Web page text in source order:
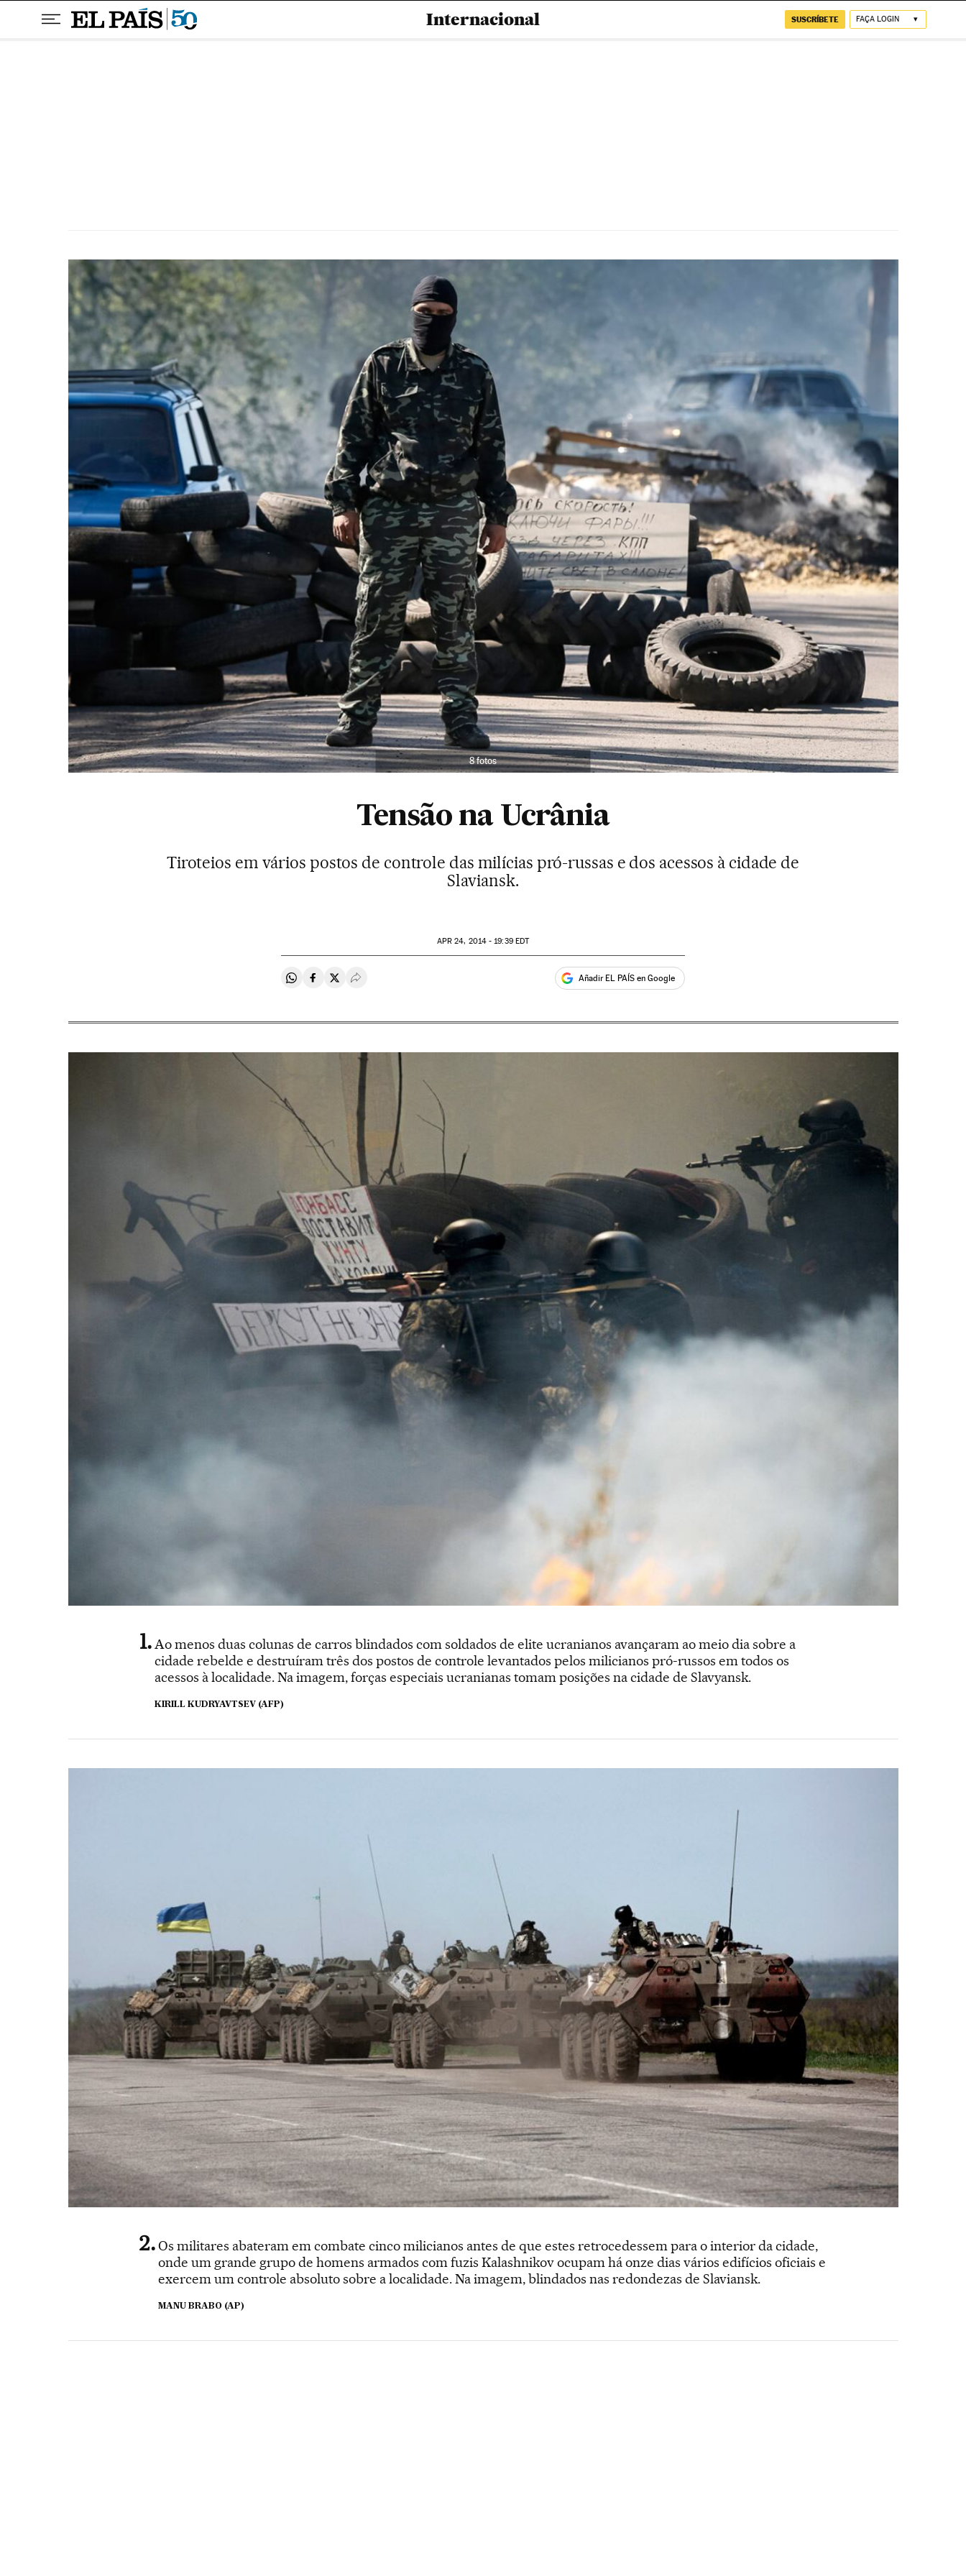
Internacional SUSCRÍBETE FAÇA LOGIN
8 fotos
Tensão na Ucrânia
Tiroteios em vários postos de controle das milícias pró-russas e dos acessos à cidade de
Slaviansk.
APR 24, 2014 - 19:39EDT
Compartir en Whatsapp
Compartir en Facebook
Compartir en Twitter
Desplegar Redes Sociales Añadir EL PAÍS en Google
Ao menos duas colunas de carros blindados com soldados de elite ucranianos avançaram ao meio dia sobre a
cidade rebelde e destruíram três dos postos de controle levantados pelos milicianos pró-russos em todos os
acessos à localidade. Na imagem, forças especiais ucranianas tomam posições na cidade de Slavyansk.
KIRILL KUDRYAVTSEV (AFP)
Os militares abateram em combate cinco milicianos antes de que estes retrocedessem para o interior da cidade,
onde um grande grupo de homens armados com fuzis Kalashnikov ocupam há onze dias vários edifícios oficiais e
exercem um controle absoluto sobre a localidade. Na imagem, blindados nas redondezas de Slaviansk.
MANU BRABO (AP)